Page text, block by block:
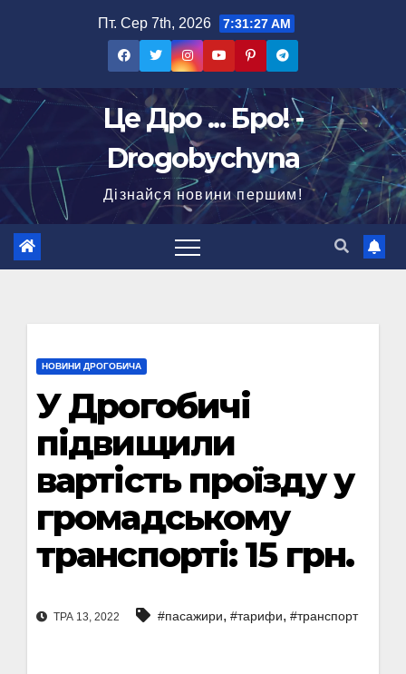
Пт. Сер 7th, 2026 7:31:28 AM
Це Дро ... Бро! -
Drogobychyna
Дізнайся новини першим!
НОВИНИ ДРОГОБИЧА
У Дрогобичі
підвищили
вартість проїзду у
громадському
транспорті: 15 грн.
ТРА 13, 2022 #пасажири, #тарифи, #транспорт